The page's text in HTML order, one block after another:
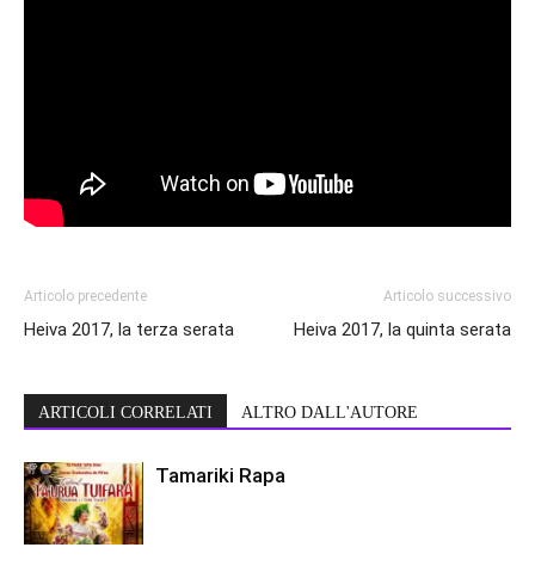
Articolo precedente
Heiva 2017, la terza serata
Articolo successivo
Heiva 2017, la quinta serata
ARTICOLI CORRELATI ALTRO DALL'AUTORE
Tamariki Rapa